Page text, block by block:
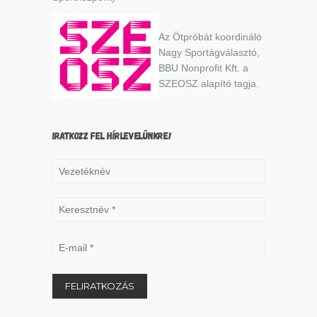
Az Ötpróbát koordináló
Nagy Sportágválasztó,
BBU Nonprofit Kft. a
SZEOSZ alapító tagja.
IRATKOZZ FEL HÍRLEVELÜNKRE!